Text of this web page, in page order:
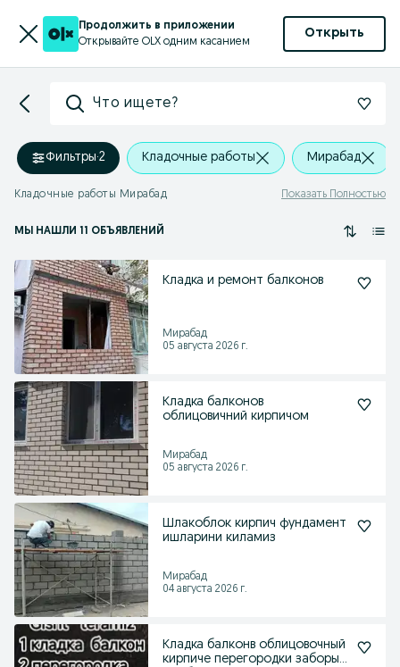
Продолжить в приложении
Открывайте OLX одним касанием
Открыть
Что ищете?
Фильтры·2 Кладочные работы Мирабад
Кладочные работы Мирабад Показать Полностью
МЫ НАШЛИ 11 ОБЪЯВЛЕНИЙ
Кладка и ремонт балконов
Мирабад
05 августа 2026 г.
Кладка балконов
облицовичний кирпичом
Мирабад
05 августа 2026 г.
Шлакоблок кирпич фундамент
ишларини киламиз
Мирабад
04 августа 2026 г.
Кладка балконв облицовочный
кирпиче перегородки заборы